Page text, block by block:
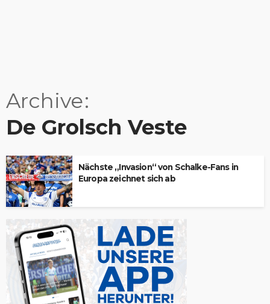
Archive
De Grolsch Veste
Nächste „Invasion“ von Schalke-Fans in
Europa zeichnet sich ab